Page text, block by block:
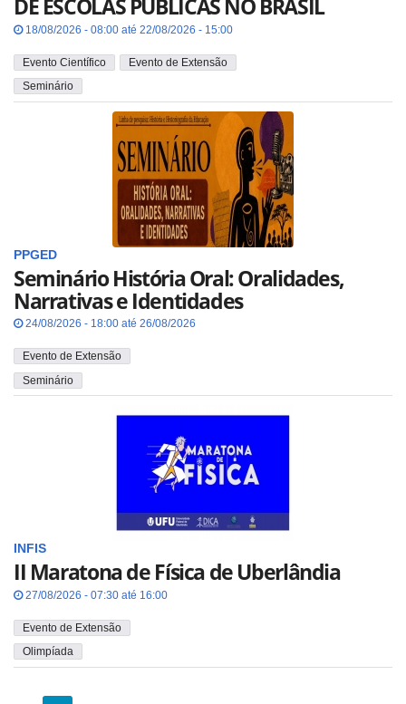
DE ESCOLAS PÚBLICAS NO BRASIL
18/08/2026 - 08:00 até 22/08/2026 - 15:00
Evento Científico
Evento de Extensão
Seminário
PPGED
Seminário História Oral: Oralidades,
Narrativas e Identidades
24/08/2026 - 18:00 até 26/08/2026
Evento de Extensão
Seminário
INFIS
II Maratona de Física de Uberlândia
27/08/2026 - 07:30 até 16:00
Evento de Extensão
Olimpíada